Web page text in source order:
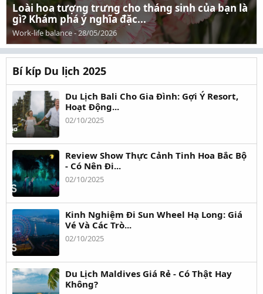
Loài hoa tượng trưng cho tháng sinh của bạn là
gì? Khám phá ý nghĩa đặc...
Work-life balance-28/05/2026
Bí kíp Du lịch 2025
Du Lịch Bali Cho Gia Đình: Gợi Ý Resort,
Hoạt Động...
02/10/2025
Review Show Thực Cảnh Tinh Hoa Bắc Bộ
- Có Nên Đi...
02/10/2025
Kinh Nghiệm Đi Sun Wheel Hạ Long: Giá
Vé Và Các Trò...
02/10/2025
Du Lịch Maldives Giá Rẻ - Có Thật Hay
Không?